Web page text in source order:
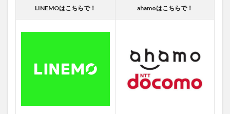
LINEMOはこちらで！ ahamoはこちらで！